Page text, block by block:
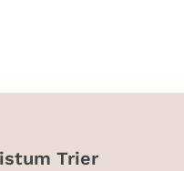
Trier